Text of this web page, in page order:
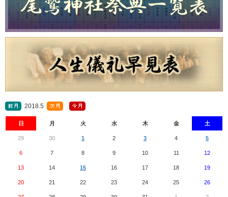
2018.5
日 月 火 水 木 金 土
29 30 1 2 3 4 5
6 7 8 9 10 11 12
13 14 15 16 17 18 19
20 21 22 23 24 25 26